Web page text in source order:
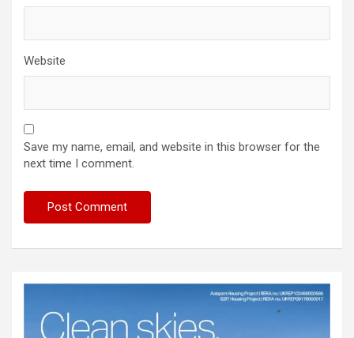
Website
Save my name, email, and website in this browser for the
next time I comment.